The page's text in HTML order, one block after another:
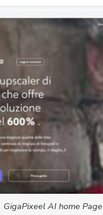
GigaPixeel AI home Page